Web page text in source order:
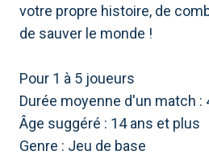
votre propre histoire, de
de sauver le monde !
Pour 1 à 5 joueurs
Durée moyenne d'un match :
Âge suggéré : 14 ans et plus
Genre : Jeu de base